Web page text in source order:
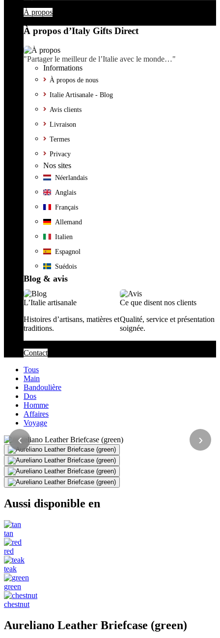
À propos
À propos d’Italy Gifts Direct
"Partager le meilleur de l’Italie avec le monde…"
Informations
À propos de nous
Italie Artisanale - Blog
Avis clients
Livraison
Termes
Privacy
Nos sites
Néerlandais
Anglais
Français
Allemand
Italien
Espagnol
Suédois
Blog & avis
L’Italie artisanale
Histoires d’artisans, matières et
traditions.
Ce que disent nos clients
Qualité, service et présentation
soignée.
Contact
Tous
Main
Bandoulière
Dos
Homme
Affaires
Voyage
‹ ›
Aussi disponible en
tan
red
teak
green
chestnut
Aureliano Leather Briefcase (green)